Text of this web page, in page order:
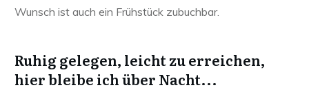
Wunsch ist auch ein Frühstück zubuchbar.
Ruhig gelegen, leicht zu erreichen,
hier bleibe ich über Nacht...